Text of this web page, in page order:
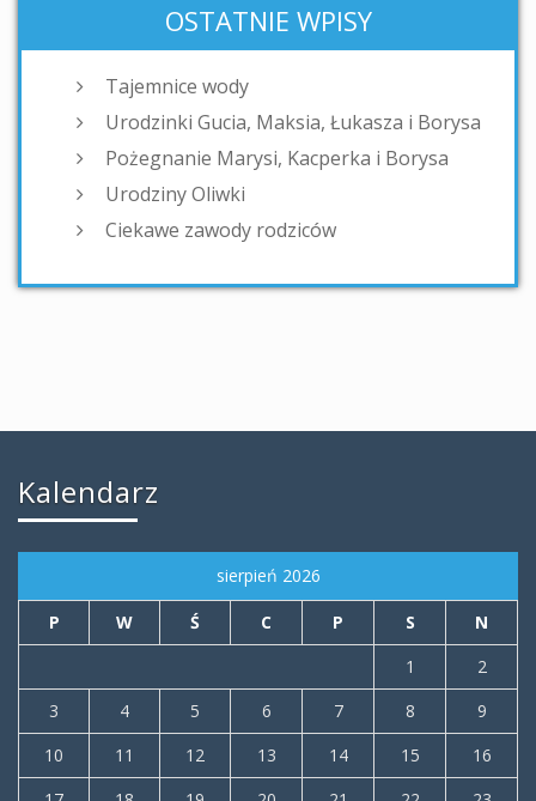
OSTATNIE WPISY
Tajemnice wody
Urodzinki Gucia, Maksia, Łukasza i Borysa
Pożegnanie Marysi, Kacperka i Borysa
Urodziny Oliwki
Ciekawe zawody rodziców
Kalendarz
sierpień 2026
P W Ś C P S
N
1
2
3
4 5 6 7 8
9
10
11 12 13 14 15
16